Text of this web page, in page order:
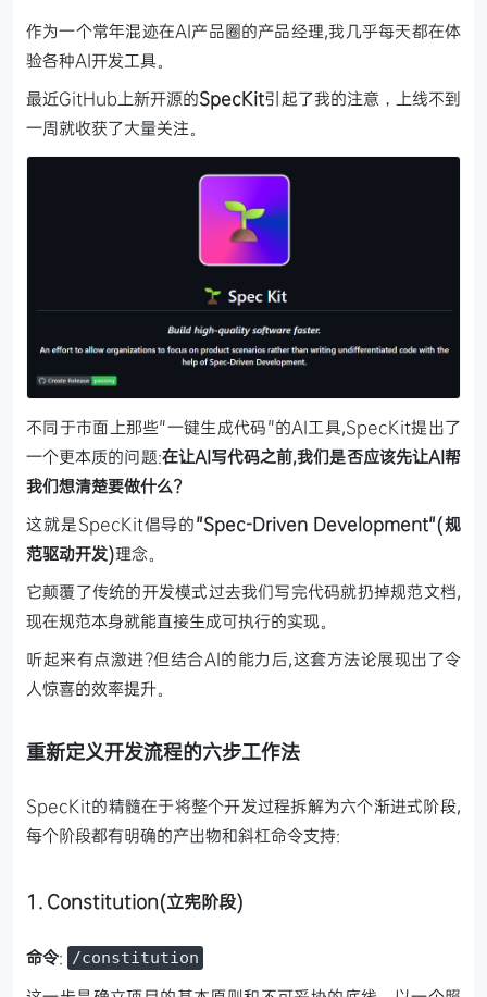
作为一个常年混迹在AI产品圈的产品经理,我几乎每天都在体
验各种AI开发工具。
最近GitHub上新开源的SpecKit引起了我的注意，上线不到
一周就收获了大量关注。
不同于市面上那些"一键生成代码"的AI工具,SpecKit提出了
一个更本质的问题:在让AI写代码之前,我们是否应该先让AI帮
我们想清楚要做什么?
这就是SpecKit倡导的"Spec-Driven Development"(规
范驱动开发)理念。
它颠覆了传统的开发模式过去我们写完代码就扔掉规范文档,
现在规范本身就能直接生成可执行的实现。
听起来有点激进?但结合AI的能力后,这套方法论展现出了令
人惊喜的效率提升。
重新定义开发流程的六步工作法
SpecKit的精髓在于将整个开发过程拆解为六个渐进式阶段,
每个阶段都有明确的产出物和斜杠命令支持:
1. Constitution(立宪阶段)
命令: /constitution